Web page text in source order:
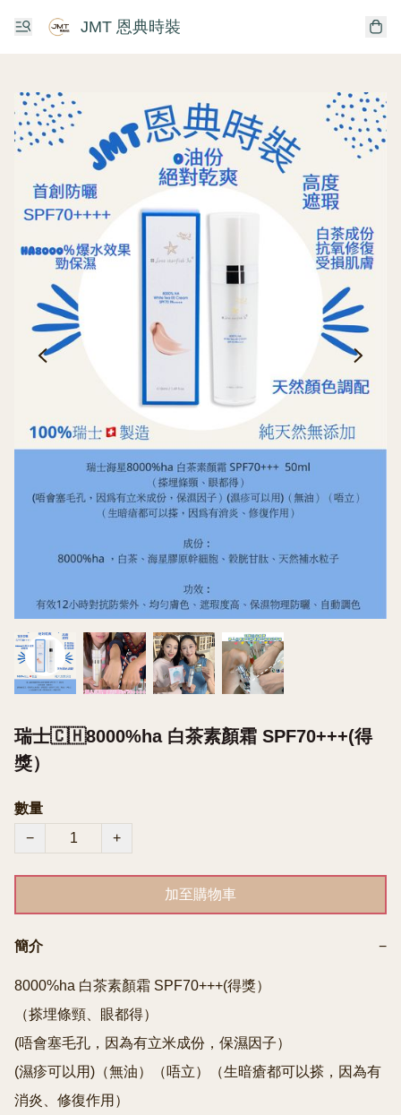
JMT 恩典時裝
瑞士🇨🇭8000%ha 白茶素顏霜 SPF70+++(得
獎）
數量
−
+
加至購物車
簡介 −
8000%ha 白茶素顏霜 SPF70+++(得獎）
（搽埋條頸、眼都得）
(唔會塞毛孔，因為有立米成份，保濕因子）
(濕疹可以用)（無油）（唔立）（生暗瘡都可以搽，因為有
消炎、修復作用）